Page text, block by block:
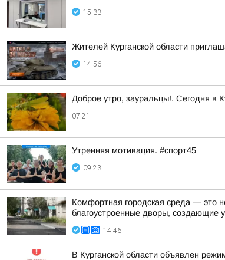
15:33
Жителей Курганской области
14:56
Доброе утро, зауральцы!. Сегодня в
07:21
Утренняя мотивация. #спорт45
09:23
Комфортная городская среда — это
благоустроенные дворы, создающие
14:46
В Курганской области объявлен